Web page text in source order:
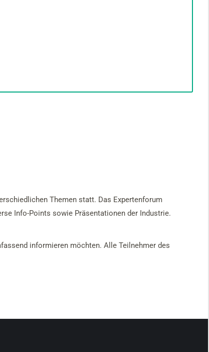
Themen statt. Das Expertenforum
Info-Points sowie Präsentationen der Industrie.
informieren möchten. Alle Teilnehmer des